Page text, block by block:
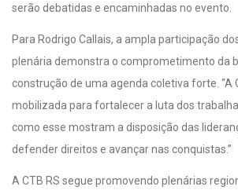
serão debatidas e encaminhadas no evento.
Para Rodrigo Callais, a ampla participação
plenária demonstra o comprometimento da
construção de uma agenda coletiva forte. “A
mobilizada para fortalecer a luta dos
como esse mostram a disposição das
defender direitos e avançar nas conquistas.”
A CTB RS segue promovendo plenárias